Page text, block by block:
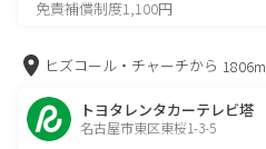
免責補償制度1,100円
ヒズコール・チャーチから 1806m
トヨタレンタカーテレビ塔
名古屋市東区東桜1-3-5